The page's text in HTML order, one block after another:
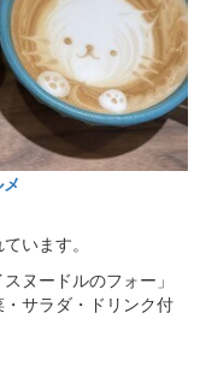
います。
ヌードルのフォー」
サラダ・ドリンク付